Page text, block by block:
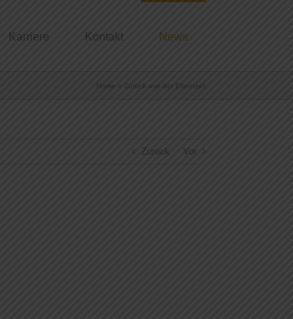
Karriere Kontakt News
Home » Zurück aus der Elternzeit
Zurück Vor